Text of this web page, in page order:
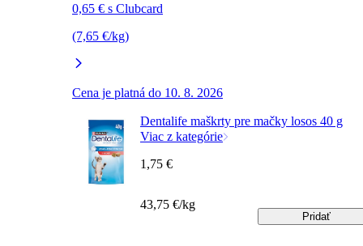
0,65 € s Clubcard
(7,65 €/kg)
Cena je platná do 10. 8. 2026
Dentalife maškrty pre mačky losos 40 g
Viac z kategórie
1,75 €
43,75 €/kg
Pridať